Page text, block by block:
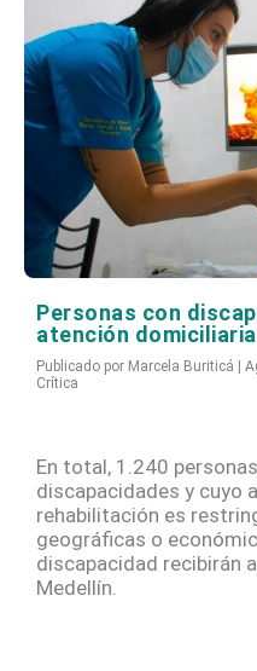
Personas con
atención
Publicado por Marcela Buriticá |
Crítica
En total, 1.240
discapacidades y cuyo
rehabilitación es
geográficas o
discapacidad recibirán
Medellín.